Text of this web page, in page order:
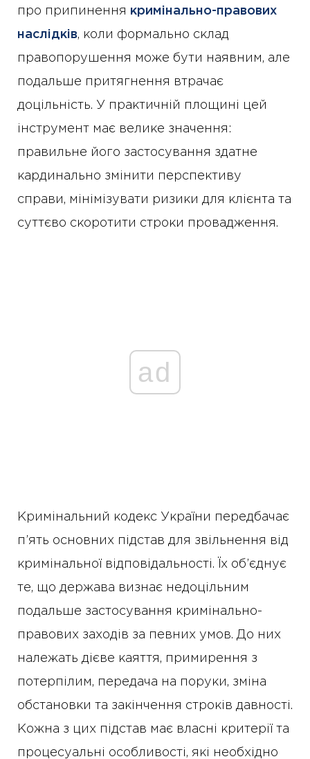
про припинення кримінально-правових
наслідків, коли формально склад
правопорушення може бути наявним, але
подальше притягнення втрачає
доцільність. У практичній площині цей
інструмент має велике значення:
правильне його застосування здатне
кардинально змінити перспективу
справи, мінімізувати ризики для клієнта та
суттєво скоротити строки провадження.
ad
Кримінальний кодекс України передбачає
п’ять основних підстав для звільнення від
кримінальної відповідальності. Їх об’єднує
те, що держава визнає недоцільним
подальше застосування кримінально-
правових заходів за певних умов. До них
належать дієве каяття, примирення з
потерпілим, передача на поруки, зміна
обстановки та закінчення строків давності.
Кожна з цих підстав має власні критерії та
процесуальні особливості, які необхідно